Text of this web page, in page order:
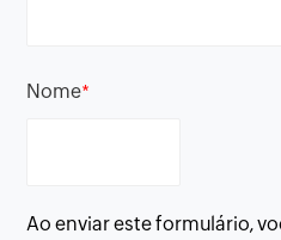
Nome*
Ao enviar este formulário,